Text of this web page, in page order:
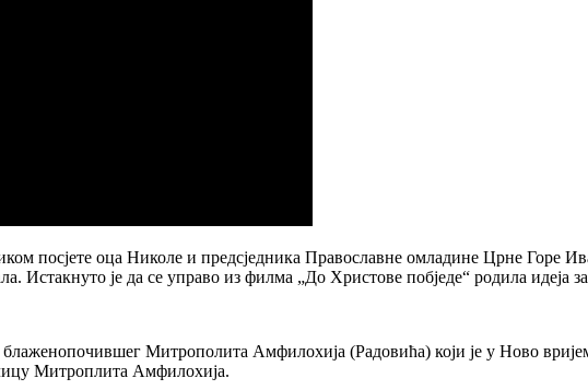
посјете оца Николе и предсједника Православне омладине Црне Горе
Истакнуто је да се управо из филма „До Христове побједе“ родила идеја
блаженопочившег Митрополита Амфилохија (Радовића) који је у Ново
Митроплита Амфилохија.